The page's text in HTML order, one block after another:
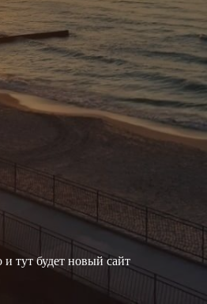
тут будет новый сайт